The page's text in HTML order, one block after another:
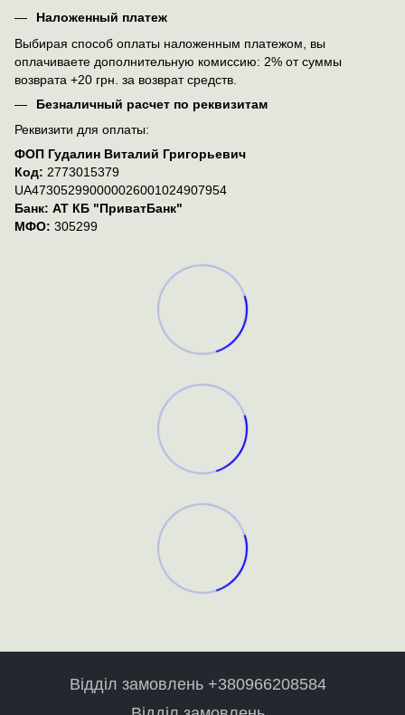
Наложенный платеж
Выбирая способ оплаты наложенным платежом, вы
оплачиваете дополнительную комиссию: 2% от суммы
возврата +20 грн. за возврат средств.
Безналичный расчет по реквизитам
Реквизити для оплаты:
ФОП Гудалин Виталий Григорьевич
Код: 2773015379
UA473052990000026001024907954
Банк: АТ КБ "ПриватБанк"
МФО: 305299
Відділ замовлень +380966208584